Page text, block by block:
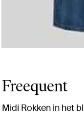
Freequent
Midi Rokken in het